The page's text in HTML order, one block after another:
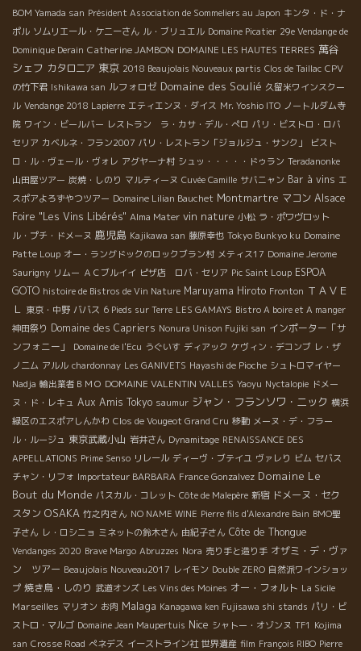
BOM Yamada san Président Association de Sommeliers au Japon キンタ・ド・ナ
ポル ソムリエール・ケニーさん ル・ブリュエル Domaine Picatier 29e Vendange de
Dominique Derain Catherine JAMBON DOMAINE LES HAUTES TERRES 萬谷
シェフ カタロニア 東京 2018 Beaujolais Nouveaux partis Clos de Taillac CPV
の竹下君 Ishikawa san ルフォロゼ Domaine des Soulié 久留米ワインスクー
ル Vendange 2018 Lapierre エティエンヌ・ダイス Mr. Yoshio ITO ノートルダム寺
院 ワイン・ビールバー レストラン ラ・カサ・デル・ぺロ パリ・ビストロ・ロバ
セリア カベルネ・フラン2007 パリ・レストラン「ジョルジュ・サンク」
ビスト
ロ・ル・ヴェール・ヴォレ アグヤーナ村 シュッ・・・・・ドゥラン Teradanonke
山田屋ツアー 炭焼・しのり マルティーヌ Cuvée Camille サバニャン Bar à vins エ
スポアよろずやつツアー Domaine Lilian Bauchet Montmartre マコン Alsace
Foire "Les Vins Libérés" Alma Mater vin nature 小松 ラ・ポワヴロット
ル・プチ・ドメーヌ 鹿児島 Kajikawa san 藤原幸也 Tokyo Bunkyo ku Domaine
Patte Loup オー・ラングドックのロックブラン村 メティス17 Domaine Jerome
Saurigny リムー ＡＣブルイイ ピザ店 ロバ・セリア Pic Saint Loup ESPOA
GOTO histoire de Bistros de Vin Nature Maruyama Hiroto Fronton ＴＡＶＥ
Ｌ
東京・中野 ババス 6 Pieds sur Terre LES GAMAYS Bistro A boire et A manger
神田祭り Domaine des Capriers Nonura Unison Fujiki san インポーター「サ
ンフォニー」
Domaine de l'Ecu うぐいす ディアック ケヴィン・デコンブ レ・ザ
ノ二ム アルル chardonnay Les GANIVETS Hayashi de Pioche シュトロマイヤー
Nadja 輸出業者ＢＭＯ DOMAINE VALENTIN VALLES Yaoyu Nyctalopie ドメー
ヌ・ド・レキュ Aux Amis Tokyo saumur ジャン・フランソワ・ニック 横浜
緑区のエスポアしんかわ Clos de Vougeot Grand Cru 移動 メーヌ・デ・フラー
ル・ルージュ 東京武蔵小山 岩井さん Dynamitage RENAISSANCE DES
APPELLATIONS Prime Senso リレール ディーヴ・ブテイユ ヴァレり ビム セバス
チャン・リフォ Importateur BARBARA France Gonzalvez Domaine Le
Bout du Monde パスカル・コレット Côte de Malepère 新宿 ドメーヌ・セク
スタン OSAKA 竹之内さん NO NAME WINE Pierre fils d'Alexandre Bain BMO聖
子さん レ・ロシニョ ミネットの鈴木さん 由紀子さん Côte de Thongue
Vendanges 2020 Brave Margo Abruzzes Nora 売り手と造り手 オザミ・デ・ヴァ
ン ツアー Beaujolais Nouveau2017 レイモン Double ZERO 自然派ワインショッ
プ 焼き鳥・しのり 武道オンズ Les Vins des Moines オー・フォルト La Sicile
Marseilles マリオン お肉 Malaga Kanagawa ken Fujisawa shi stands パリ・ビ
ストロ・マルゴ Domaine Jean Maupertuis Nice シャトー・オゾンヌ TF1 Kojima
san Crosse Road ぺネデス イーストライン社 世界遺産 film François RIBO Pierre